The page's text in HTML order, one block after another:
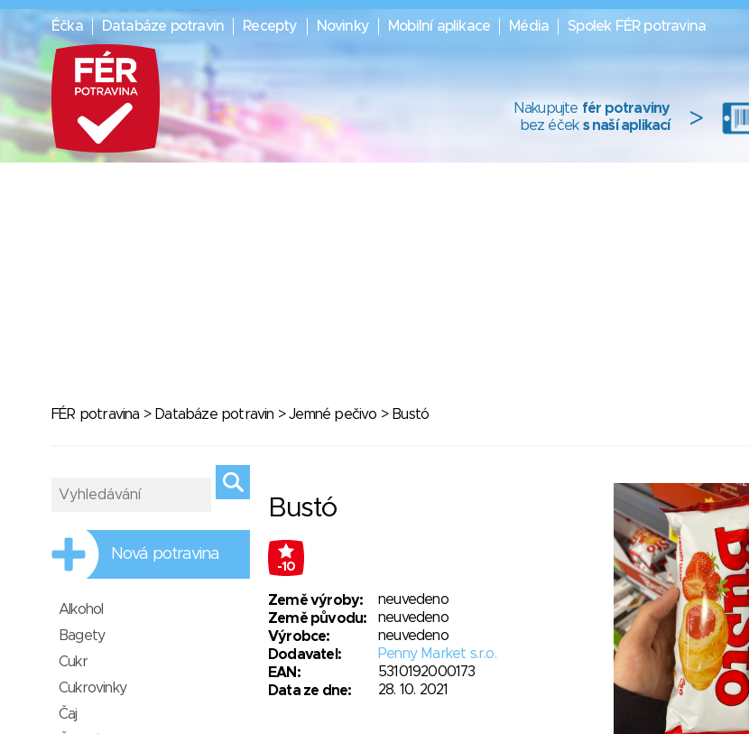
Éčka Databáze potravin Recepty Novinky Mobilní aplikace Média Spolek FÉR potravina
Nakupujte fér potraviny
bez éček s naší aplikací >
FÉR potravina > Databáze potravin >Jemné pečivo > Bustó
Bustó
-10
Země výroby:
neuvedeno
Země původu:
neuvedeno
Výrobce:
neuvedeno
Dodavatel:
Penny Market s.r.o.
EAN:
5310192000173
Data ze dne:
28. 10. 2021
Nová potravina
Alkohol
Bagety
Cukr
Cukrovinky
Čaj